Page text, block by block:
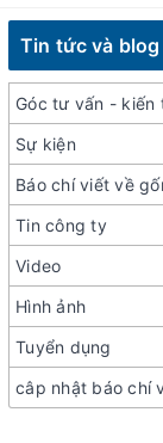
Tin tức và blog
Góc tư vấn - kiến
Sự kiện
Báo chí viết về
Tin công ty
Video
Hình ảnh
Tuyển dụng
câp nhật báo chí